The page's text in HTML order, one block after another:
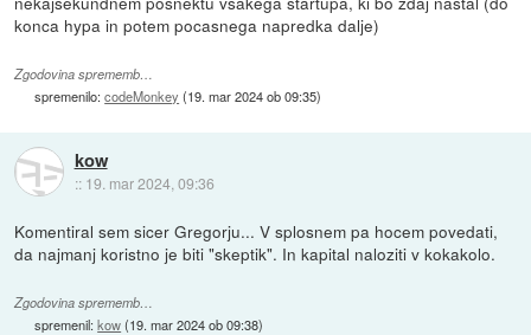
konca hypa in potem pocasnega napredka dalje)
Zgodovina sprememb…
spremenilo:codeMonkey (19. mar 2024 ob 09:35)
kow
:: 19. mar 2024, 09:36
Komentiral sem sicer Gregorju... V splosnem pa hocem povedati,
da najmanj koristno je biti "skeptik". In kapital naloziti v kokakolo.
Zgodovina sprememb…
spremenil:kow(19. mar 2024 ob 09:38)